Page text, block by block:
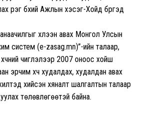
үүрэг бүхий Ажлын хэсэг-Хойд бүргэд
хүлээн авах Монгол Улсын
систем (e-zasag.mn)”-ийн талаар,
чиглэлээр 2007 оноос хойш
эрчим хүч худалдах, худалдан авах
хийсэн хяналт шалгалтын талаар
төлөвлөгөөтэй байна.